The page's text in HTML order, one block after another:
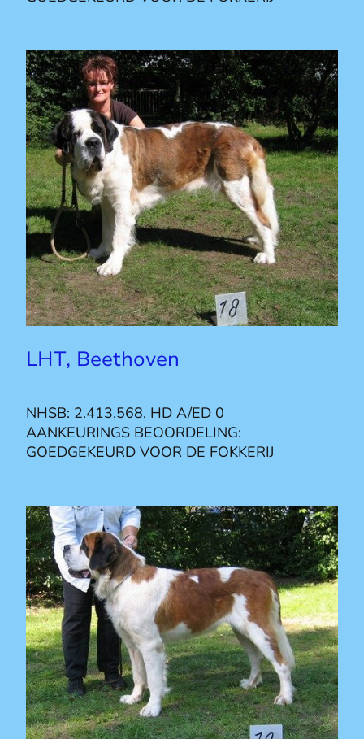
LHT, Beethoven
NHSB: 2.413.568, HD A/ED 0
AANKEURINGS BEOORDELING:
GOEDGEKEURD VOOR DE FOKKERIJ